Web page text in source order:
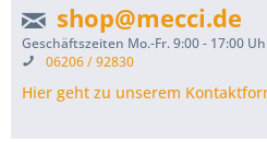
shop@mecci.de
Geschäftszeiten Mo.-Fr. 9:00 - 17:00
06206 / 92830
Hier geht zu unserem